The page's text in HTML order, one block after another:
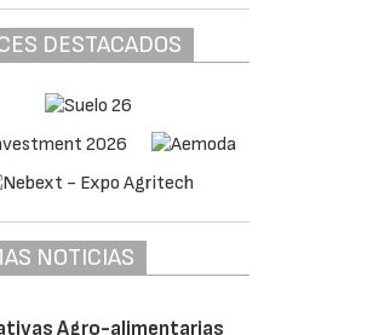
DESTACADOS
NOTICIAS
Agro-alimentarias